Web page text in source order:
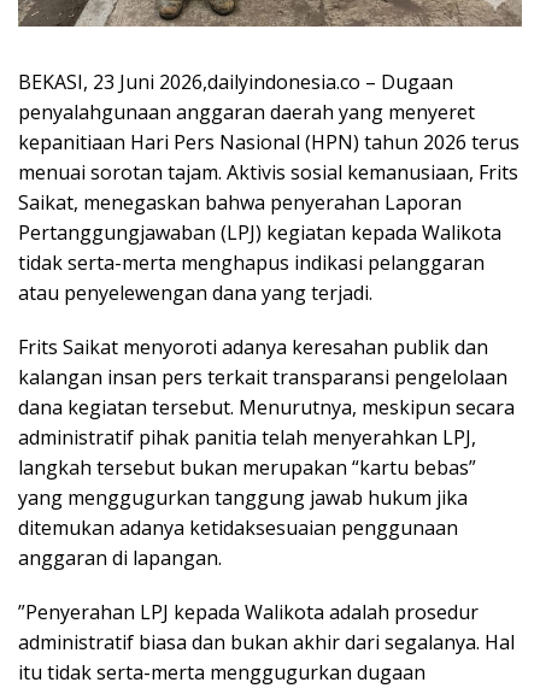
​BEKASI, 23 Juni 2026,dailyindonesia.co – Dugaan
penyalahgunaan anggaran daerah yang menyeret
kepanitiaan Hari Pers Nasional (HPN) tahun 2026 terus
menuai sorotan tajam. Aktivis sosial kemanusiaan, Frits
Saikat, menegaskan bahwa penyerahan Laporan
Pertanggungjawaban (LPJ) kegiatan kepada Walikota
tidak serta-merta menghapus indikasi pelanggaran
atau penyelewengan dana yang terjadi.
​Frits Saikat menyoroti adanya keresahan publik dan
kalangan insan pers terkait transparansi pengelolaan
dana kegiatan tersebut. Menurutnya, meskipun secara
administratif pihak panitia telah menyerahkan LPJ,
langkah tersebut bukan merupakan “kartu bebas”
yang menggugurkan tanggung jawab hukum jika
ditemukan adanya ketidaksesuaian penggunaan
anggaran di lapangan.
​”Penyerahan LPJ kepada Walikota adalah prosedur
administratif biasa dan bukan akhir dari segalanya. Hal
itu tidak serta-merta menggugurkan dugaan